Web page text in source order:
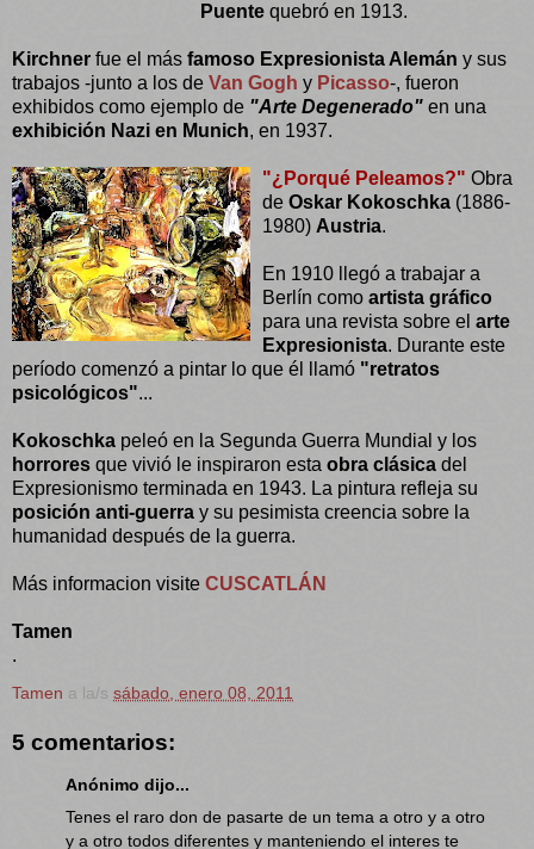
Puente quebró en 1913.
Kirchner fue el más famoso Expresionista Alemán y sus
trabajos -junto a los de Van Gogh y Picasso-, fueron
exhibidos como ejemplo de "Arte Degenerado" en una
exhibición Nazi en Munich, en 1937.
"¿Porqué Peleamos?" Obra
de Oskar Kokoschka (1886-
1980) Austria.
En 1910 llegó a trabajar a
Berlín como artista gráfico
para una revista sobre el arte
Expresionista. Durante este
período comenzó a pintar lo que él llamó "retratos
psicológicos"...
Kokoschka peleó en la Segunda Guerra Mundial y los
horrores que vivió le inspiraron esta obra clásica del
Expresionismo terminada en 1943. La pintura refleja su
posición anti-guerra y su pesimista creencia sobre la
humanidad después de la guerra.
Más informacion visite CUSCATLÁN
Tamen
.
Tamen a la/s sábado, enero 08, 2011
5 comentarios:
Anónimo dijo...
Tenes el raro don de pasarte de un tema a otro y a otro
y a otro todos diferentes y manteniendo el interes te